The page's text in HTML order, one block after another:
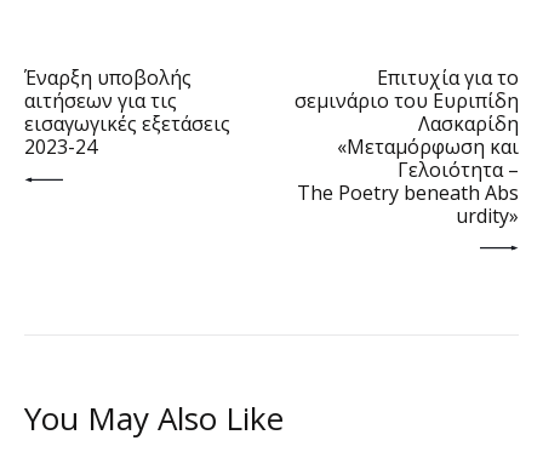
Έναρξη υποβολής
αιτήσεων για τις
εισαγωγικές εξετάσεις
2023-24
Επιτυχία για το
σεμινάριο του Ευριπίδη
Λασκαρίδη
«Μεταμόρφωση και
Γελοιότητα –
The Poetry beneath Abs
urdity»
You May Also Like